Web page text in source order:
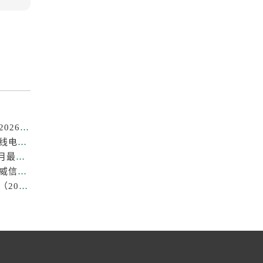
成都劳力士售后维修电话专业保养服务中心权威公示（2026年7月最新）
亲身探访成都劳力士官方售后服务中心｜全部地址及热线电话（2026年7月最新）
成都劳力士中心售后维修保养服务权威公示（2026年7月最新）
成都劳力士官方售后服务中心｜最新热线及维修地址权威信息公示（2026年7月最新）
成都劳力士售后中心专业手表维修与保养服务权威公示（2026年7月最新）